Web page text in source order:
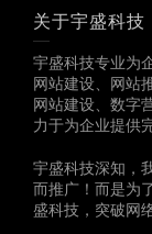
关于宇盛科技
宇盛科技专业为
网站建设、网站
网站建设、数字
力于为企业提供
宇盛科技深知，
而推广！而是为
盛科技，突破网